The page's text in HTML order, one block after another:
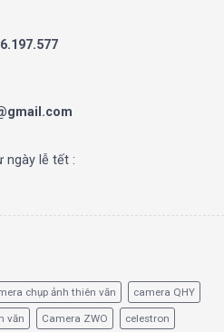
ngày lễ tết :
chụp ảnh thiên văn camera QHY
văn Camera ZWO celestron